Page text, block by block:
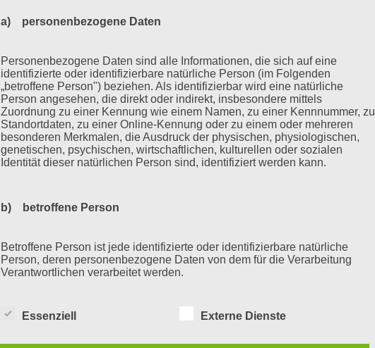
a) personenbezogene Daten
Personenbezogene Daten sind alle Informationen, die sich auf eine
identifizierte oder identifizierbare natürliche Person (im Folgenden
„betroffene Person") beziehen. Als identifizierbar wird eine natürliche
Person angesehen, die direkt oder indirekt, insbesondere mittels
Zuordnung zu einer Kennung wie einem Namen, zu einer Kennnummer, zu
Standortdaten, zu einer Online-Kennung oder zu einem oder mehreren
besonderen Merkmalen, die Ausdruck der physischen, physiologischen,
genetischen, psychischen, wirtschaftlichen, kulturellen oder sozialen
Identität dieser natürlichen Person sind, identifiziert werden kann.
b) betroffene Person
Betroffene Person ist jede identifizierte oder identifizierbare natürliche
Person, deren personenbezogene Daten von dem für die Verarbeitung
Verantwortlichen verarbeitet werden.
c) Verarbeitung
Essenziell Externe Dienste